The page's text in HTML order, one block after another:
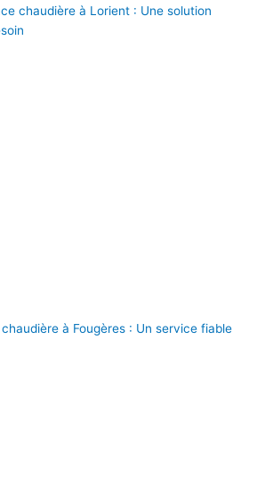
chaudière à Lorient : Une solution
à Fougères : Un service fiable